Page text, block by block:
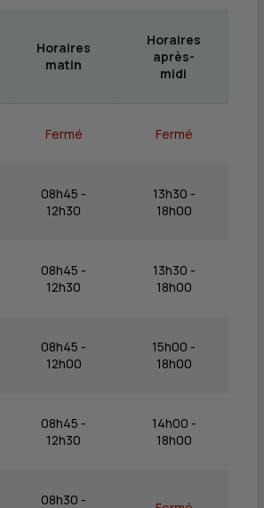
Horaires
matin
Horaires
après-
midi
Fermé Fermé
08h45 -
12h30
13h30 -
18h00
08h45 -
12h30
13h30 -
18h00
08h45 -
12h00
15h00 -
18h00
08h45 -
12h30
14h00 -
18h00
08h30 -